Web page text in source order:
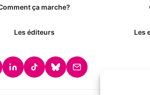
ça marche?
Les éditeurs Les